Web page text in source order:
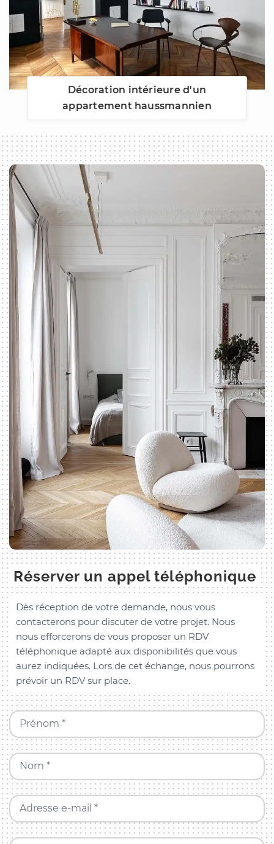
Décoration intérieure d'un
appartement haussmannien
Réserver un appel téléphonique
Dès réception de votre demande, nous vous
contacterons pour discuter de votre projet. Nous
nous efforcerons de vous proposer un RDV
téléphonique adapté aux disponibilités que vous
aurez indiquées. Lors de cet échange, nous pourrons
prévoir un RDV sur place.
Prénom *
Nom *
Adresse e-mail *